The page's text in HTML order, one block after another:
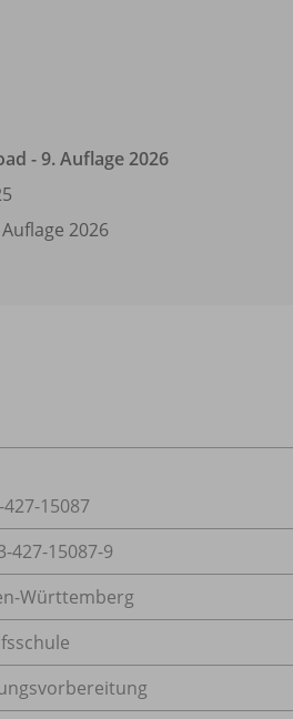
- 9. Auflage 2026
2026
427-15087
427-15087-9
Württemberg